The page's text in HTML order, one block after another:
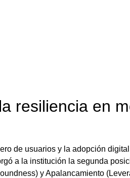
resiliencia en
de usuarios y la adopción
a la institución la segunda
y Apalancamiento